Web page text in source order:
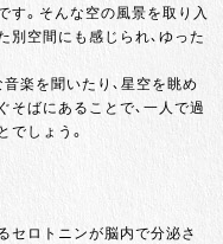
。そんな空の風景を取り入
空間にも感じられ、ゆった
楽を聞いたり、星空を眺め
ばにあることで、一人で過
しょう。
セロトニンが脳内で分泌さ